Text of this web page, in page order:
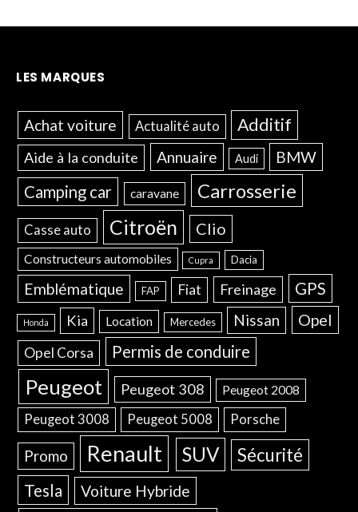
LES MARQUES
Achat voiture Actualité auto Additif
Aide à la conduite Annuaire Audi BMW
Camping car caravane Carrosserie
Casse auto Citroën Clio
Constructeurs automobiles Cupra Dacia
Emblématique FAP Fiat Freinage GPS
Honda Kia Location Mercedes Nissan Opel
Opel Corsa Permis de conduire
Peugeot Peugeot 308 Peugeot 2008
Peugeot 3008 Peugeot 5008 Porsche
Promo Renault SUV Sécurité
Tesla Voiture Hybride